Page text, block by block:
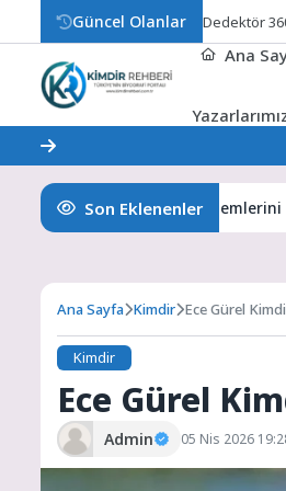
Güncel Olanlar Bilgi
Ana
Son Eklenenler
ile Yer Altının Gizemlerini
Ana Sayfa Kimdir Ece Gürel
Kimdir
Ece Gürel
Admin 05 Nis 2026